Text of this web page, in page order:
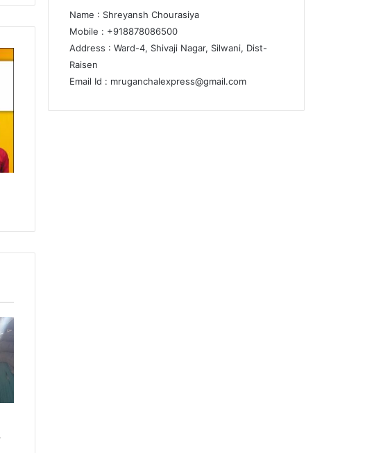
Name : Shreyansh Chourasiya
Mobile : +918878086500
Address : Ward-4, Shivaji Nagar, Silwani, Dist-
Raisen
Email Id : mruganchalexpress@gmail.com